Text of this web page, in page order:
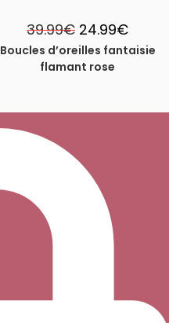
39.99€ Le
prix
initial
était :
39.99€.
24.99€Le
prix
actuel
est :
Boucles d’oreilles fantaisie
flamant rose